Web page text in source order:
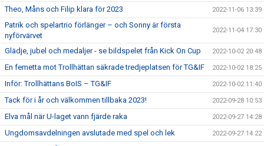
Theo, Måns och Filip klara för 2023 2022-11-06 13:39
Patrik och spelartrio förlänger – och Sonny är första
nyförvärvet
2022-11-04 17:30
Glädje, jubel och medaljer - se bildspelet från Kick On Cup 2022-10-02 20:48
En femetta mot Trollhättan säkrade tredjeplatsen för TG&IF 2022-10-02 18:25
Inför: Trollhättans BoIS – TG&IF 2022-10-02 11:40
Tack för i år och välkommen tillbaka 2023! 2022-09-28 10:53
Elva mål när U-laget vann fjärde raka 2022-09-27 14:28
Ungdomsavdelningen avslutade med spel och lek 2022-09-27 14:22